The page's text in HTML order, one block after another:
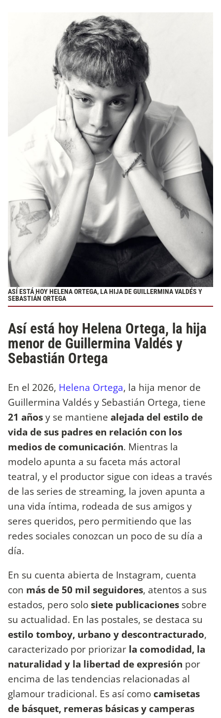
ASÍ ESTÁ HOY HELENA ORTEGA, LA HIJA DE GUILLERMINA VALDÉS Y
SEBASTIÁN ORTEGA
Así está hoy Helena Ortega, la hija
menor de Guillermina Valdés y
Sebastián Ortega
En el 2026, Helena Ortega, la hija menor de
Guillermina Valdés y Sebastián Ortega, tiene
21 añosy se mantiene alejada del estilo de
vida de sus padres en relación con los
medios de comunicación. Mientras la
modelo apunta a su faceta más actoral
teatral, y el productor sigue con ideas a través
de las series de streaming, la joven apunta a
una vida íntima, rodeada de sus amigos y
seres queridos, pero permitiendo que las
redes sociales conozcan un poco de su día a
día.
En su cuenta abierta de Instagram, cuenta
con más de 50 mil seguidores, atentos a sus
estados, pero solosiete publicaciones sobre
su actualidad. En las postales, se destaca su
estilo tomboy, urbano y descontracturado,
caracterizado por priorizar la comodidad, la
naturalidad y la libertad de expresión por
encima de las tendencias relacionadas al
glamour tradicional. Es así como camisetas
de básquet, remeras básicas y camperas